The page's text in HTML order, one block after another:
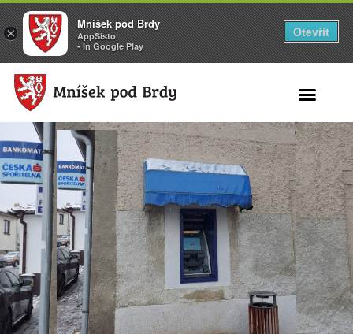
×
Mníšek pod Brdy
AppSisto
- In Google Play
Otevřít